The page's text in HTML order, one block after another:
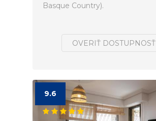
Basque Country).
OVERIŤ DOSTUPNOSŤ
9.6